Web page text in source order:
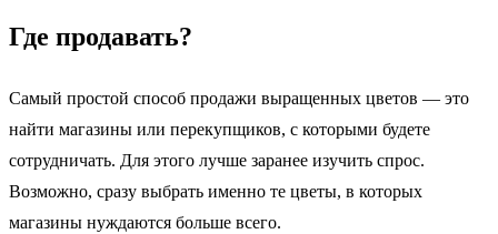
Где продавать?
Самый простой способ продажи выращенных цветов — это
найти магазины или перекупщиков, с которыми будете
сотрудничать. Для этого лучше заранее изучить спрос.
Возможно, сразу выбрать именно те цветы, в которых
магазины нуждаются больше всего.